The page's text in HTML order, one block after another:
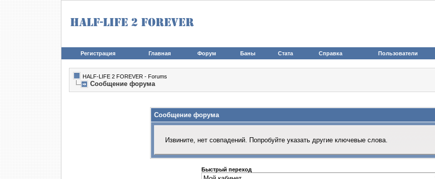
Регистрация Главная Форум Баны Стата Справка Пользователи
HALF-LIFE 2 FOREVER - Forums
Сообщение форума
Сообщение форума
Извините, нет совпадений. Попробуйте указать другие ключевые слова.
Быстрый переход